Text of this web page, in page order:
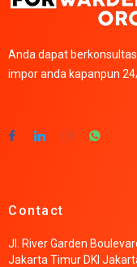
Anda dapat
impor anda kapanpun
Contact
Jl. River Garden
Jakarta Timur DKI